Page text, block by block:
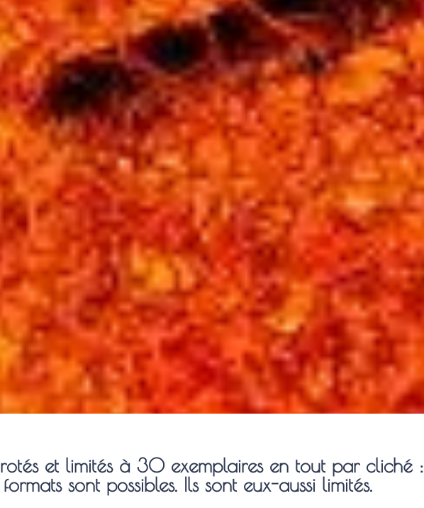
et limités à 30 exemplaires en tout par cliché :
sont possibles. Ils sont eux-aussi limités.